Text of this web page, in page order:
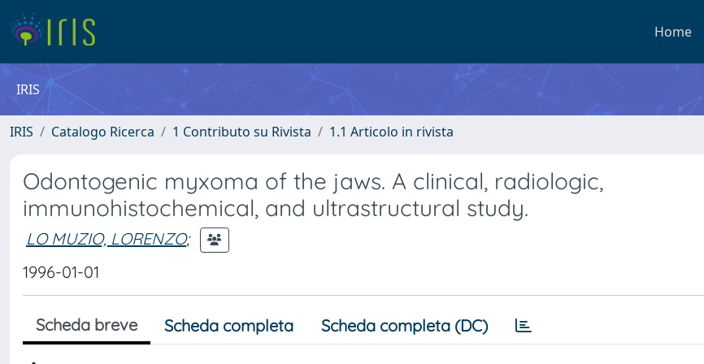
Home
IRIS
IRIS Catalogo Ricerca 1 Contributo su Rivista 1.1 Articolo in rivista
Odontogenic myxoma of the jaws. A clinical, radiologic,
immunohistochemical, and ultrastructural study.
LO MUZIO, LORENZO;
1996-01-01
Scheda breve Scheda completa Scheda completa (DC)